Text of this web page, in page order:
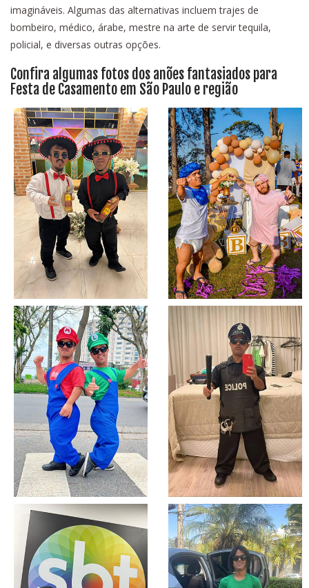
imagináveis. Algumas das alternativas incluem trajes de
bombeiro, médico, árabe, mestre na arte de servir tequila,
policial, e diversas outras opções.
Confira algumas fotos dos anões fantasiados para
Festa de Casamento em São Paulo e região